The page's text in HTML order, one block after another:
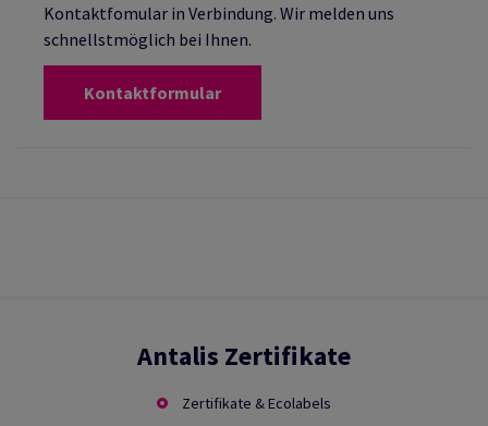
Kontaktfomular in Verbindung. Wir melden uns
schnellstmöglich bei Ihnen.
Kontaktformular
Antalis Zertifikate
Zertifikate & Ecolabels